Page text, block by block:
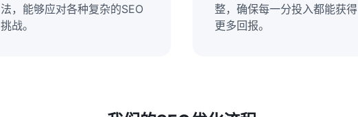
法，能够应对各种复杂的SEO
挑战。
整，确保每一分投入都能获得
更多回报。